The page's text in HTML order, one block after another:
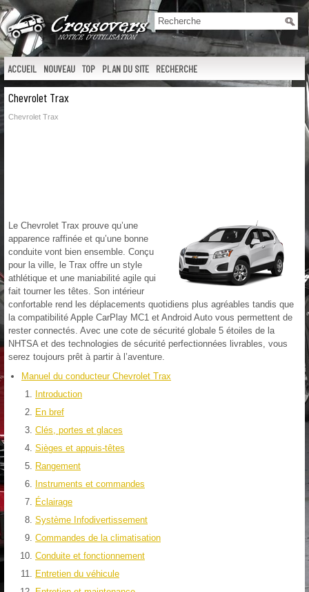
ACCUEIL NOUVEAU TOP PLAN DU SITE RECHERCHE
Chevrolet Trax
Chevrolet Trax
Le Chevrolet Trax prouve qu’une
apparence raffinée et qu’une bonne
conduite vont bien ensemble. Conçu
pour la ville, le Trax offre un style
athlétique et une maniabilité agile qui
fait tourner les têtes. Son intérieur
confortable rend les déplacements quotidiens plus agréables tandis que
la compatibilité Apple CarPlay MC1 et Android Auto vous permettent de
rester connectés. Avec une cote de sécurité globale 5 étoiles de la
NHTSA et des technologies de sécurité perfectionnées livrables, vous
serez toujours prêt à partir à l’aventure.
Manuel du conducteur Chevrolet Trax
Introduction
En bref
Clés, portes et glaces
Sièges et appuis-têtes
Rangement
Instruments et commandes
Éclairage
Système Infodivertissement
Commandes de la climatisation
Conduite et fonctionnement
Entretien du véhicule